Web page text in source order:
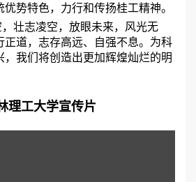
势特色，力行和传扬桂工精神。
壮志凌空，放眼未来，风光无
正道，志存高远、自强不息。为科
，我们将创造出更加辉煌灿烂的明
理工大学宣传片